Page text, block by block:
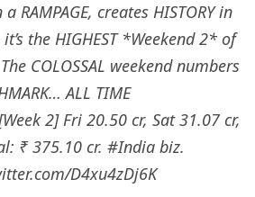
RAMPAGE, creates HISTORY in
the HIGHEST *Weekend 2* of
COLOSSAL weekend numbers
ALL TIME
2] Fri 20.50 cr, Sat 31.07 cr,
₹ 375.10 cr. #India biz.
D4xu4zDj6K